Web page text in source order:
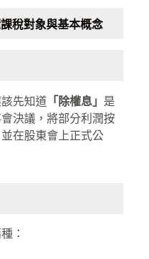
稅對象與基本概念
先知道 「除權息」 是
決議，將部分利潤按
在股東會上正式公
：